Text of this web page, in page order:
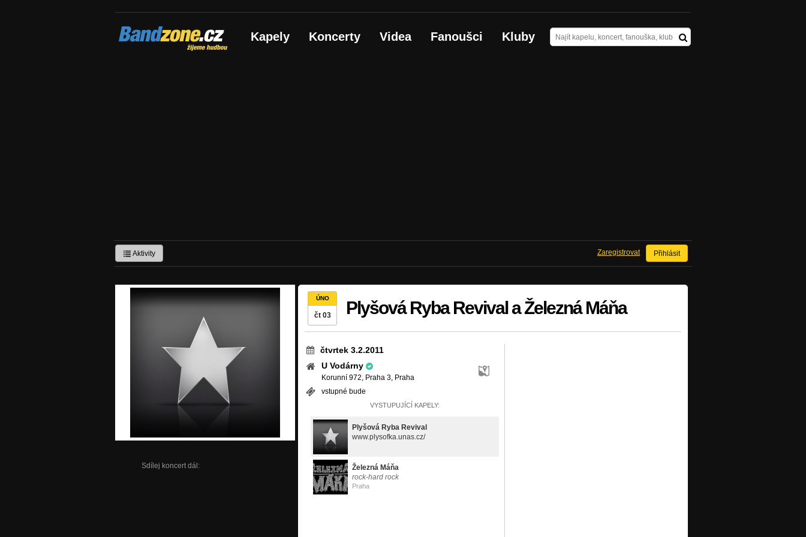
Bandzone.cz
žijeme hudbou Kapely Koncerty Videa Fanoušci Kluby
Aktivity Přihlásit
Zaregistrovat
Sdílej koncert dál:
ÚNO
čt 03 Plyšová Ryba Revival a Železná Máňa
čtvrtek 3.2.2011
U Vodárny
Korunní 972, Praha 3, Praha
vstupné bude
VYSTUPUJÍCÍ KAPELY:
Plyšová Ryba Revival
www.plysofka.unas.cz/
Železná Máňa
rock-hard rock
Praha